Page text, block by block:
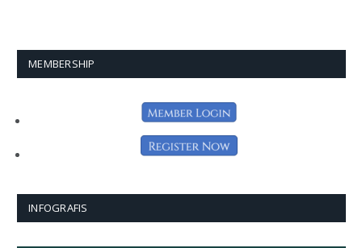
MEMBERSHIP
INFOGRAFIS